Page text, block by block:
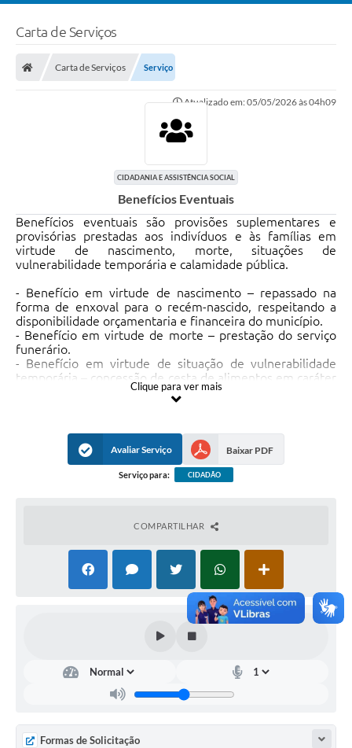
Carta de Serviços
Carta de Serviços Serviço
Atualizado em: 05/05/2026 às 04h09
CIDADANIA E ASSISTÊNCIA SOCIAL
Benefícios Eventuais
Benefícios eventuais são provisões suplementares e
provisórias prestadas aos indivíduos e às famílias em
virtude de nascimento, morte, situações de
vulnerabilidade temporária e calamidade pública.
- Benefício em virtude de nascimento – repassado na
forma de enxoval para o recém-nascido, respeitando a
disponibilidade orçamentaria e financeira do município.
- Benefício em virtude de morte – prestação do serviço
funerário.
- Benefício em virtude de situação de vulnerabilidade
temporária – concessão de cesta de alimentos em caráter
- Benefício em virtude de desastre ou calamidade pública
provisório e suplementar, de acordo com o grau de
complexidade do atendimento de vulnerabilidade e risco
pessoal das famílias e indivíduos afetados.
Clique para ver mais
Avaliar Serviço Baixar PDF
Serviço para: CIDADÃO
COMPARTILHAR
Formas de Solicitação